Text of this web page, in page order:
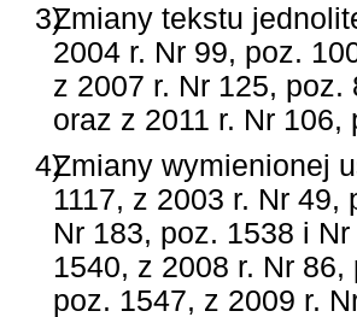
3)Zmiany tekstu
2004 r. Nr 99, poz.
z 2007 r. Nr 125,
oraz z 2011 r. Nr 106,
4)Zmiany wymienionej
1117, z 2003 r. Nr
Nr 183, poz. 1538 i
1540, z 2008 r. Nr
poz. 1547, z 2009 r.